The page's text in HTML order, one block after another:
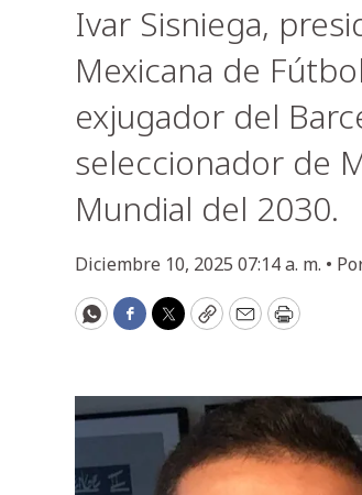
Ivar Sisniega,
Mexicana de
exjugador del
seleccionador de
Mundial del 2030.
Diciembre 10, 2025 07:14 a. m. •
WhatsApp
Facebook
Twitter
CopyEmailPrint